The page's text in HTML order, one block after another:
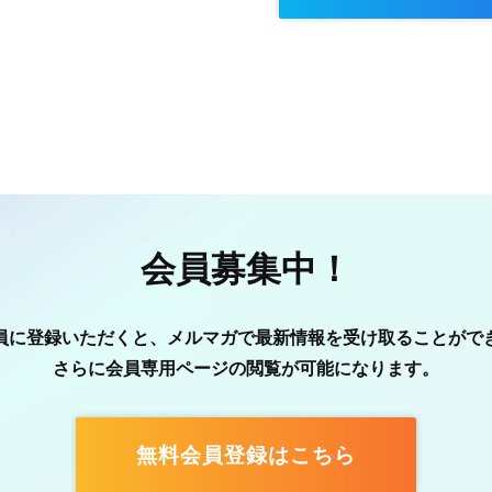
会員募集中！
に登録いただくと、メルマガで最新情報を受け取ることがで
さらに会員専用ページの閲覧が可能になります。
無料会員登録はこちら